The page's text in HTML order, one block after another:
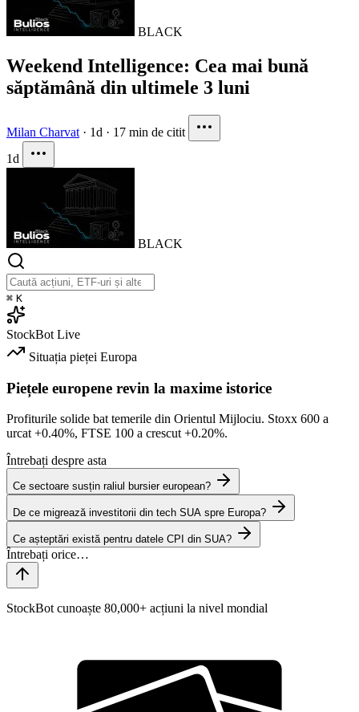
BLACK
Weekend Intelligence: Cea mai bună
săptămână din ultimele 3 luni
Milan Charvat · 1d · 17 min de citit
1d
BLACK
⌘ K
StockBot Live
Situația pieței Europa
Piețele europene revin la maxime istorice
Profiturile solide bat temerile din Orientul Mijlociu. Stoxx 600 a
urcat +0.40%, FTSE 100 a crescut +0.20%.
Întrebați despre asta
Ce sectoare susțin raliul bursier european?
De ce migrează investitorii din tech SUA spre Europa?
Ce așteptări există pentru datele CPI din SUA?
StockBot cunoaște 80,000+ acțiuni la nivel mondial